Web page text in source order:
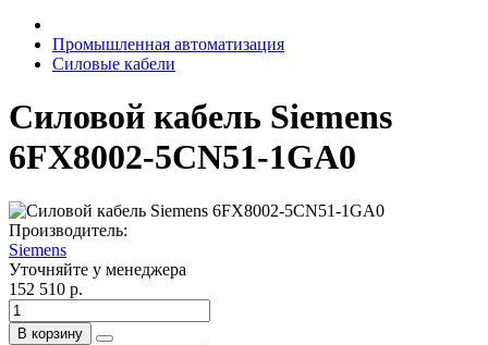
Промышленная автоматизация
Силовые кабели
Силовой кабель Siemens
6FX8002-5CN51-1GA0
Производитель:
Siemens
Уточняйте у менеджера
152 510 р.
В корзину